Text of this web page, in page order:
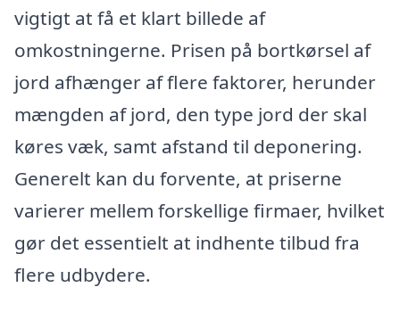
vigtigt at få et klart billede af
omkostningerne. Prisen på bortkørsel af
jord afhænger af flere faktorer, herunder
mængden af jord, den type jord der skal
køres væk, samt afstand til deponering.
Generelt kan du forvente, at priserne
varierer mellem forskellige firmaer, hvilket
gør det essentielt at indhente tilbud fra
flere udbydere.